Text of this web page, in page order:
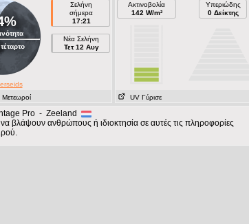
Σελήνη
σήμερα
17:21
Νέα Σελήνη
Τετ 12 Αυγ
Μετεωροί
Ακτινοβολία
142 W/m²
Υπεριώδης
0 Δείκτης
UV Γύρισε
Pro - Zeeland
βλάψουν ανθρώπους ή ιδιοκτησία σε αυτές τις πληροφορίες